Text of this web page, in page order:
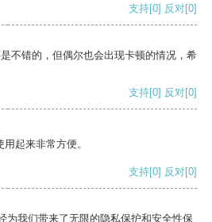
支持[0] 反对[0]
不错的，但偶尔也会出现卡顿的情况，希
支持[0] 反对[0]
起来非常方便。
支持[0] 反对[0]
为我们带来了无限的隐私保护和安全性保